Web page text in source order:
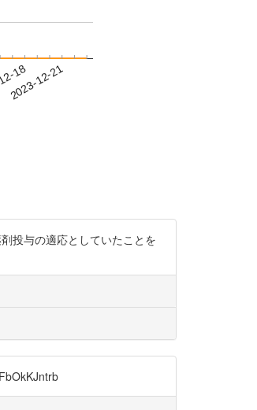
18
2023-12-21
投与の適応としていたことを